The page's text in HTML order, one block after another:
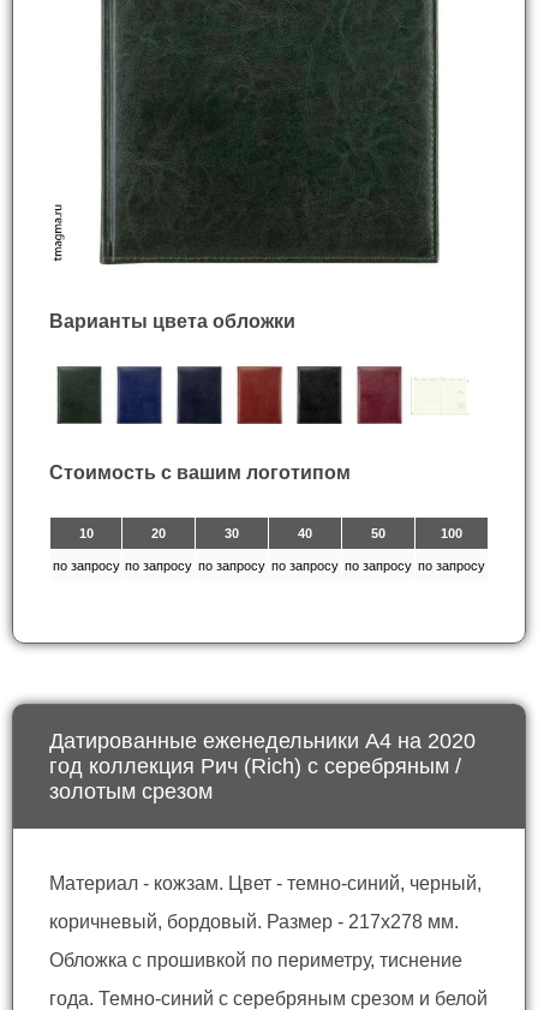
Варианты цвета обложки
Стоимость с вашим логотипом
10 20 30 40 50 100
по запросу по запросу по запросу по запросу по запросу по запросу
Датированные еженедельники А4 на 2020
год коллекция Рич (Rich) с серебряным /
золотым срезом
Материал - кожзам. Цвет - темно-синий, черный,
коричневый, бордовый. Размер - 217x278 мм.
Обложка с прошивкой по периметру, тиснение
года. Темно-синий с серебряным срезом и белой